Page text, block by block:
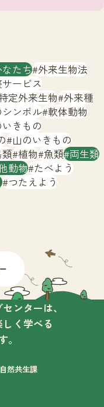
大
ターとは
たち 外来生物法
ービス
定外来生物 外来種
ンボル 軟体動物
きもの
山のいきもの
類 植物 魚類 両生類
動物 たべよう
つたえよう
ンターは、
く学べる
。
然共生課